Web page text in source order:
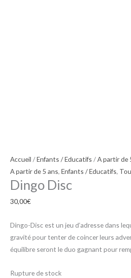
Accueil /Enfants / Educatifs /A partir de
A partir de 5 ans,Enfants / Educatifs,
Dingo Disc
30,00€
Dingo-Disc est un jeu d’adresse dans
gravité pour tenter de coincer leurs
équilibre seront le duo gagnant pour
Rupture de stock